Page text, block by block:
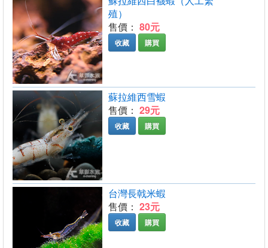
殖）
售價： 80元
收藏 購買
蘇拉維西雪蝦
售價： 29元
收藏 購買
台灣長戟米蝦
售價： 23元
收藏 購買